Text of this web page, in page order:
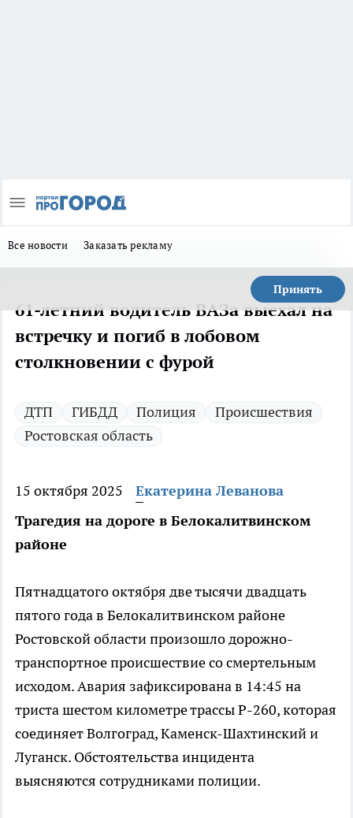
Все новости Заказать рекламу
Принять
61-летний водитель ВАЗа выехал на
встречку и погиб в лобовом
столкновении с фурой
ДТП ГИБДД Полиция
Происшествия
Ростовская область
15 октября 2025
Екатерина Леванова
Трагедия на дороге в Белокалитвинском
районе
Пятнадцатого октября две тысячи двадцать
пятого года в Белокалитвинском районе
Ростовской области произошло дорожно-
транспортное происшествие со смертельным
исходом. Авария зафиксирована в 14:45 на
триста шестом километре трассы Р-260, которая
соединяет Волгоград, Каменск-Шахтинский и
Луганск. Обстоятельства инцидента
выясняются сотрудниками полиции.